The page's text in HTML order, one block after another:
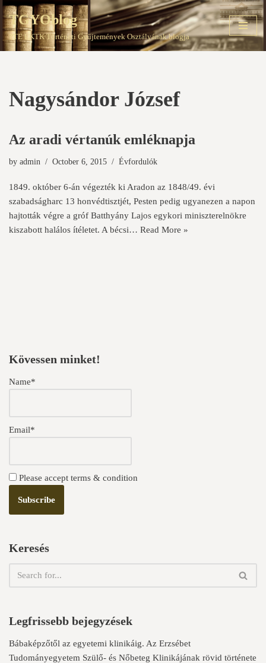
Skip
to
TGYOblog
PTE EKTK Történeti Gyűjtemények Osztályának blogja
Nagysándor József
Az aradi vértanúk emléknapja
by admin October 6, 2015 Évfordulók
1849. október 6-án végezték ki Aradon az 1848/49. évi
szabadságharc 13 honvédtisztjét, Pesten pedig ugyanezen a napon
hajtották végre a gróf Batthyány Lajos egykori miniszterelnökre
kiszabott halálos ítéletet. A bécsi… Read More »
Kövessen minket!
Name*
Email*
Please accept terms & condition
Keresés
Legfrissebb bejegyzések
Bábaképzőtől az egyetemi klinikáig. Az Erzsébet
Tudományegyetem Szülő- és Nőbeteg Klinikájának rövid története